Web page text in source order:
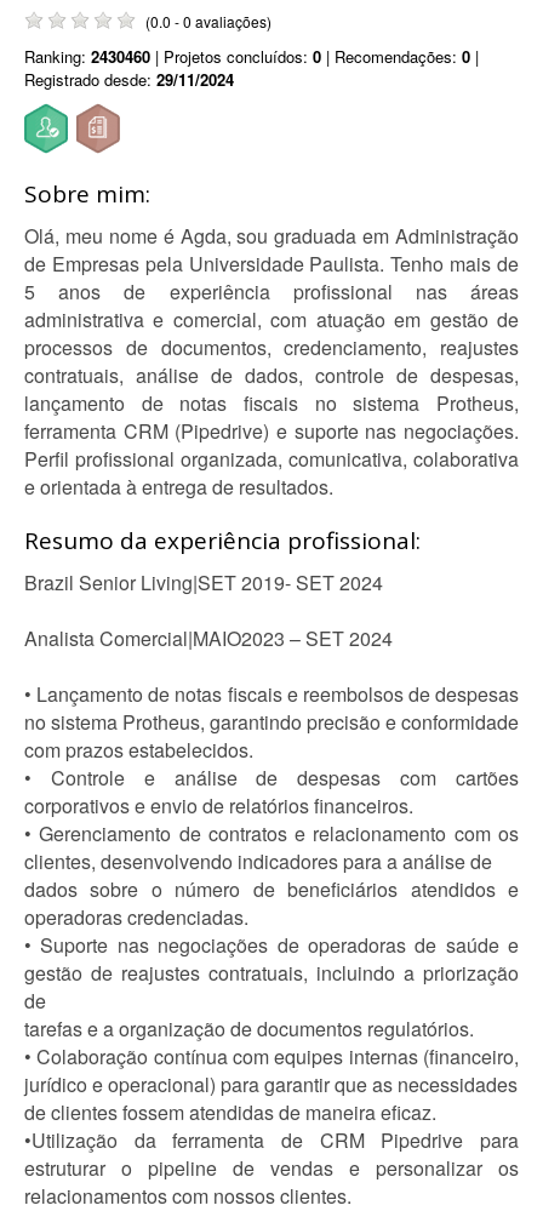
(0.0 - 0 avaliações)
Ranking: 2430460 | Projetos concluídos: 0 | Recomendações: 0 |
Registrado desde: 29/11/2024
Sobre mim:
Olá, meu nome é Agda, sou graduada em Administração
de Empresas pela Universidade Paulista. Tenho mais de
5 anos de experiência profissional nas áreas
administrativa e comercial, com atuação em gestão de
processos de documentos, credenciamento, reajustes
contratuais, análise de dados, controle de despesas,
lançamento de notas fiscais no sistema Protheus,
ferramenta CRM (Pipedrive) e suporte nas negociações.
Perfil profissional organizada, comunicativa, colaborativa
e orientada à entrega de resultados.
Resumo da experiência profissional:
Brazil Senior Living|SET 2019- SET 2024
Analista Comercial|MAIO2023 – SET 2024
• Lançamento de notas fiscais e reembolsos de despesas
no sistema Protheus, garantindo precisão e conformidade
com prazos estabelecidos.
• Controle e análise de despesas com cartões
corporativos e envio de relatórios financeiros.
• Gerenciamento de contratos e relacionamento com os
clientes, desenvolvendo indicadores para a análise de
dados sobre o número de beneficiários atendidos e
operadoras credenciadas.
• Suporte nas negociações de operadoras de saúde e
gestão de reajustes contratuais, incluindo a priorização
de
tarefas e a organização de documentos regulatórios.
• Colaboração contínua com equipes internas (financeiro,
jurídico e operacional) para garantir que as necessidades
de clientes fossem atendidas de maneira eficaz.
•Utilização da ferramenta de CRM Pipedrive para
estruturar o pipeline de vendas e personalizar os
relacionamentos com nossos clientes.